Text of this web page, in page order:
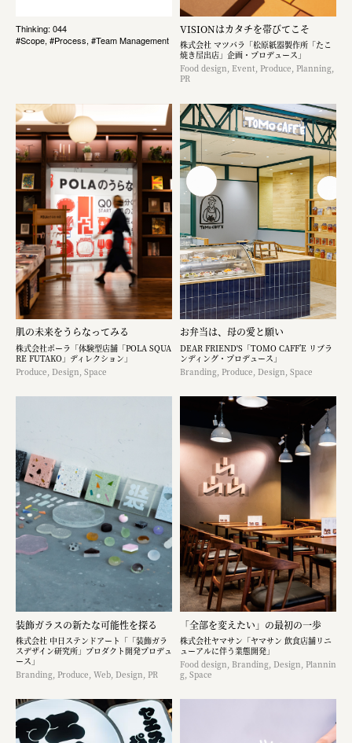
Thinking: 044
#Scope, #Process, #Team Management
VISIONはカタチを帯びてこそ
株式会社 マツバラ「松原紙器製作所「たこ
焼き屋出店」企画・プロデュース」
Food design, Event, Produce, Planning,
PR
肌の未来をうらなってみる
株式会社ポーラ「体験型店舗「POLA SQUA
RE FUTAKO」ディレクション」
Produce, Design, Space
お弁当は、母の愛と願い
DEAR FRIEND'S「TOMO CAFF’E リブラ
ンディング・プロデュース」
Branding, Produce, Design, Space
装飾ガラスの新たな可能性を探る
株式会社 中日ステンドアート「「装飾ガラ
スデザイン研究所」プロダクト開発プロデュ
ース」
Branding, Produce, Web, Design, PR
「全部を変えたい」の最初の一歩
株式会社ヤマサン「ヤマサン 飲食店舗リニ
ューアルに伴う業態開発」
Food design, Branding, Design, Plannin
g, Space